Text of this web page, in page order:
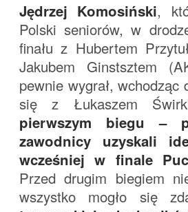
Jędrzej Komosiński,
Polski seniorów, w
finału z Hubertem
Jakubem Ginstsztem
pewnie wygrał, wchodząc
się z Łukaszem
pierwszym biegu –
zawodnicy uzyskali
wcześniej w finale
Przed drugim biegiem
wszystko mogło się